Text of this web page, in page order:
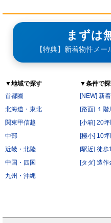
まずは
【特典】新着物件メ
▼地域で探す
首都圏
北海道・東北
関東甲信越
中部
近畿・北陸
中国・四国
九州・沖縄
▼条件で
[NEW] 新
[路面] １階
[小箱] 20
[極小] 10
[駅近] 徒歩
[タダ] 造作